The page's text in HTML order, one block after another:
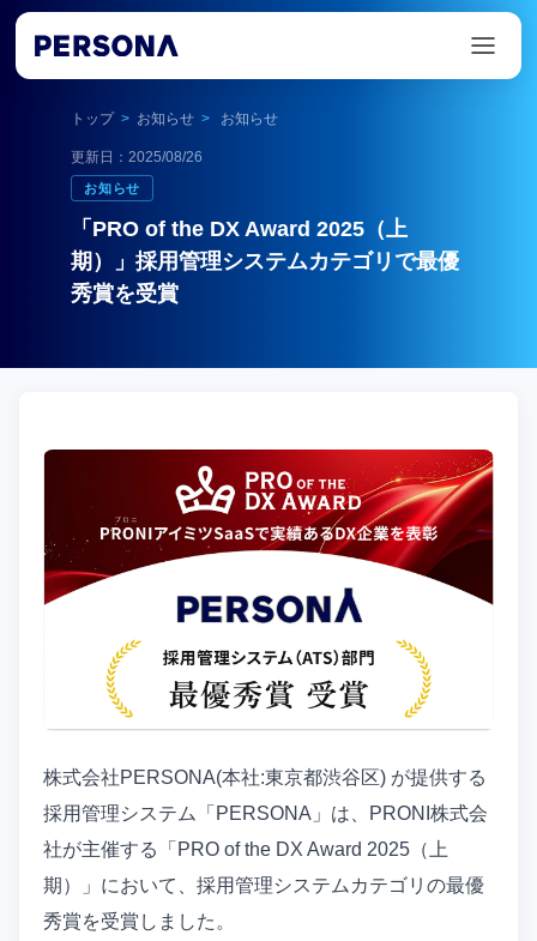
トップ > お知らせ > お知らせ
更新日：2025/08/26
お知らせ
「PRO of the DX Award 2025（上
期）」採用管理システムカテゴリで最優
秀賞を受賞
株式会社PERSONA(本社:東京都渋谷区) が提供する
採用管理システム「PERSONA」は、PRONI株式会
社が主催する「PRO of the DX Award 2025（上
期）」において、採用管理システムカテゴリの最優
秀賞を受賞しました。